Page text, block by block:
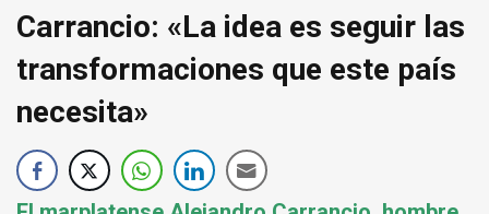
Carrancio: «La idea es seguir las
transformaciones que este país
necesita»